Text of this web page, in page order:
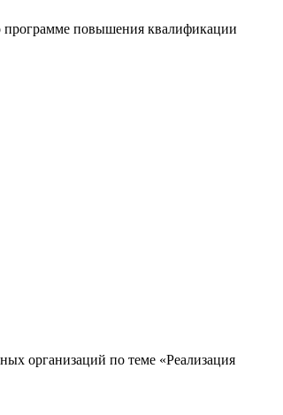
программе повышения квалификации
организаций по теме «Реализация